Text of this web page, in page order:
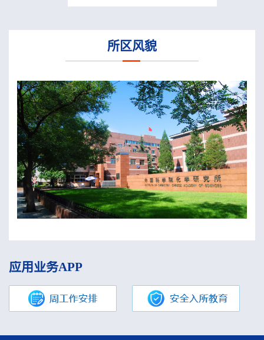
所区风貌
应用业务APP